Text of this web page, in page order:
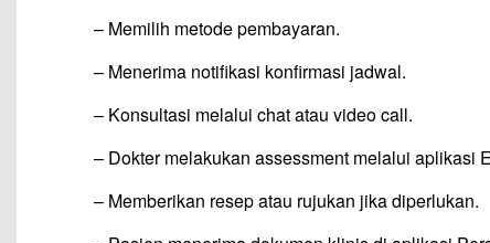
– Memilih metode pembayaran.
– Menerima notifikasi konfirmasi jadwal.
– Konsultasi melalui chat atau video call.
– Dokter melakukan assessment melalui aplikasi
– Memberikan resep atau rujukan jika diperlukan.